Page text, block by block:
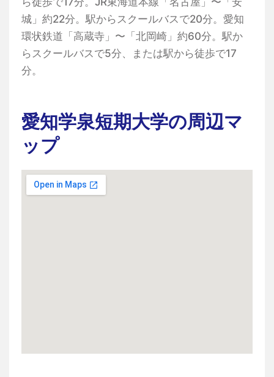
城」約22分。駅からスクールバスで20分。愛知
環状鉄道「高蔵寺」〜「北岡崎」約60分。駅か
らスクールバスで5分、または駅から徒歩で17
分。
愛知学泉短期大学の周辺マ
ップ